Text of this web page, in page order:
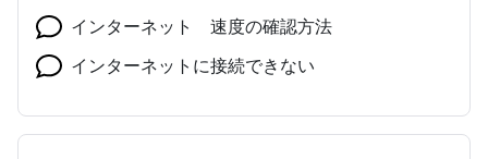
インターネット 速度の確認方法
インターネットに接続できない